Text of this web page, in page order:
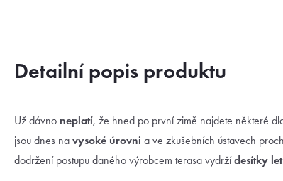
Detailní popis produktu
Už dávno neplatí, že hned po první zimě najdete některé
jsou dnes na vysoké úrovni a ve zkušebních ústavech
dodržení postupu daného výrobcem terasa vydržídesítky